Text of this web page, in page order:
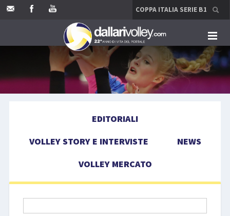
HOME
COMPETIZIONI
EDITORIALI
VOLLEY STORY E INTERVISTE
NEWS
VOLLEY MERCATO